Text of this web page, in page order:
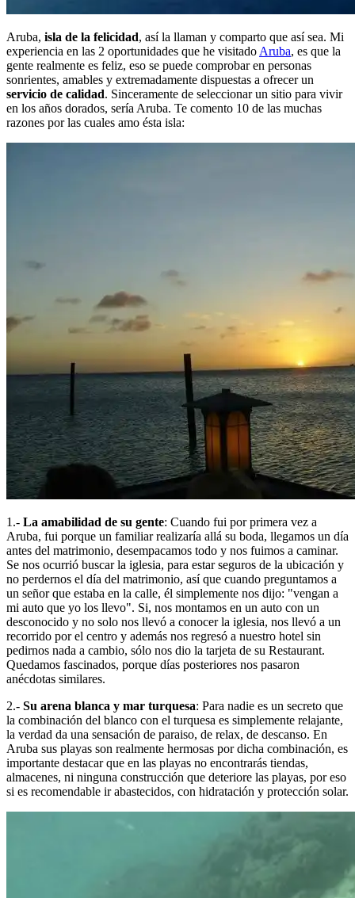
Aruba, isla de la felicidad, así la llaman y comparto que así sea. Mi
experiencia en las 2 oportunidades que he visitado Aruba, es que la
gente realmente es feliz, eso se puede comprobar en personas
sonrientes, amables y extremadamente dispuestas a ofrecer un
servicio de calidad. Sinceramente de seleccionar un sitio para vivir
en los años dorados, sería Aruba. Te comento 10 de las muchas
razones por las cuales amo ésta isla:
1.- La amabilidad de su gente: Cuando fui por primera vez a
Aruba, fui porque un familiar realizaría allá su boda, llegamos un día
antes del matrimonio, desempacamos todo y nos fuimos a caminar.
Se nos ocurrió buscar la iglesia, para estar seguros de la ubicación y
no perdernos el día del matrimonio, así que cuando preguntamos a
un señor que estaba en la calle, él simplemente nos dijo: "vengan a
mi auto que yo los llevo". Si, nos montamos en un auto con un
desconocido y no solo nos llevó a conocer la iglesia, nos llevó a un
recorrido por el centro y además nos regresó a nuestro hotel sin
pedirnos nada a cambio, sólo nos dio la tarjeta de su Restaurant.
Quedamos fascinados, porque días posteriores nos pasaron
anécdotas similares.
2.- Su arena blanca y mar turquesa: Para nadie es un secreto que
la combinación del blanco con el turquesa es simplemente relajante,
la verdad da una sensación de paraiso, de relax, de descanso. En
Aruba sus playas son realmente hermosas por dicha combinación, es
importante destacar que en las playas no encontrarás tiendas,
almacenes, ni ninguna construcción que deteriore las playas, por eso
si es recomendable ir abastecidos, con hidratación y protección solar.